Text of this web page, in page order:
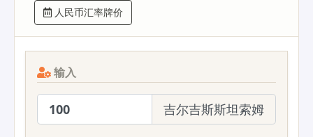
人民币汇率牌价
输入
吉尔吉斯斯坦索姆